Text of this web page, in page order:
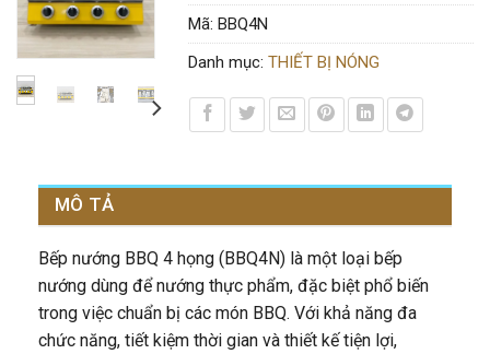
Mã: BBQ4N
Danh mục: THIẾT BỊ NÓNG
MÔ TẢ
Bếp nướng BBQ 4 họng (BBQ4N) là một loại bếp
nướng dùng để nướng thực phẩm, đặc biệt phổ biến
trong việc chuẩn bị các món BBQ. Với khả năng đa
chức năng, tiết kiệm thời gian và thiết kế tiện lợi,